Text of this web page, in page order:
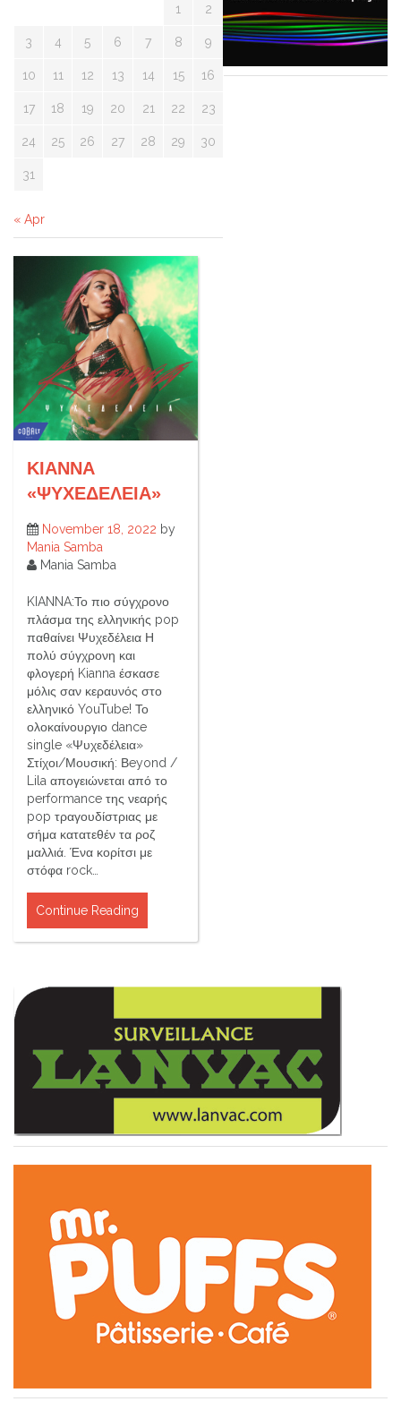
1 2
3 4 5 6 7 8 9
10 11 12 13 14 15 16
17 18 19 20 21 22 23
24 25 26 27 28 29 30
31
« Apr
ΚΙΑΝΝΑ
«ΨΥΧΕΔΕΛΕΙΑ»
November 18, 2022 by
Mania Samba
Mania Samba
KIANNA:Το πιο σύγχρονο
πλάσμα της ελληνικής pop
παθαίνει Ψυχεδέλεια Η
πολύ σύγχρονη και
φλογερή Kianna έσκασε
μόλις σαν κεραυνός στο
ελληνικό YouTube! Το
ολοκαίνουργιο dance
single «Ψυχεδέλεια»
Στίχοι/Μουσική: Βeyond /
Lila απογειώνεται από το
performance της νεαρής
pop τραγουδίστριας με
σήμα κατατεθέν τα ροζ
μαλλιά. Ένα κορίτσι με
στόφα rock…
Continue Reading